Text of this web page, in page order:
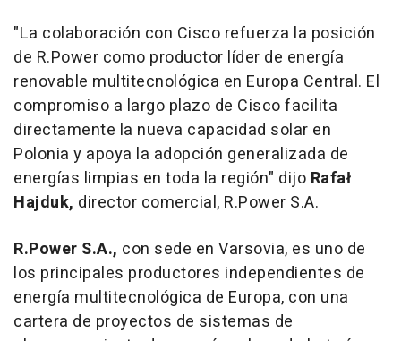
"La colaboración con Cisco refuerza la posición
de R.Power como productor líder de energía
renovable multitecnológica en Europa Central. El
compromiso a largo plazo de Cisco facilita
directamente la nueva capacidad solar en
Polonia y apoya la adopción generalizada de
energías limpias en toda la región" dijo Rafał
Hajduk, director comercial, R.Power S.A.
R.Power S.A., con sede en Varsovia, es uno de
los principales productores independientes de
energía multitecnológica de Europa, con una
cartera de proyectos de sistemas de